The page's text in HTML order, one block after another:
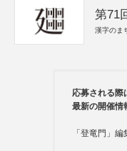
第71
漢字のま
応募される際
最新の開催情
「登竜門」編